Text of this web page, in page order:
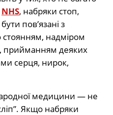
NHS, набряки стоп,
пов’язані з
надміром
прийманням деяких
серця, нирок,
медицини — не
Якщо набряки